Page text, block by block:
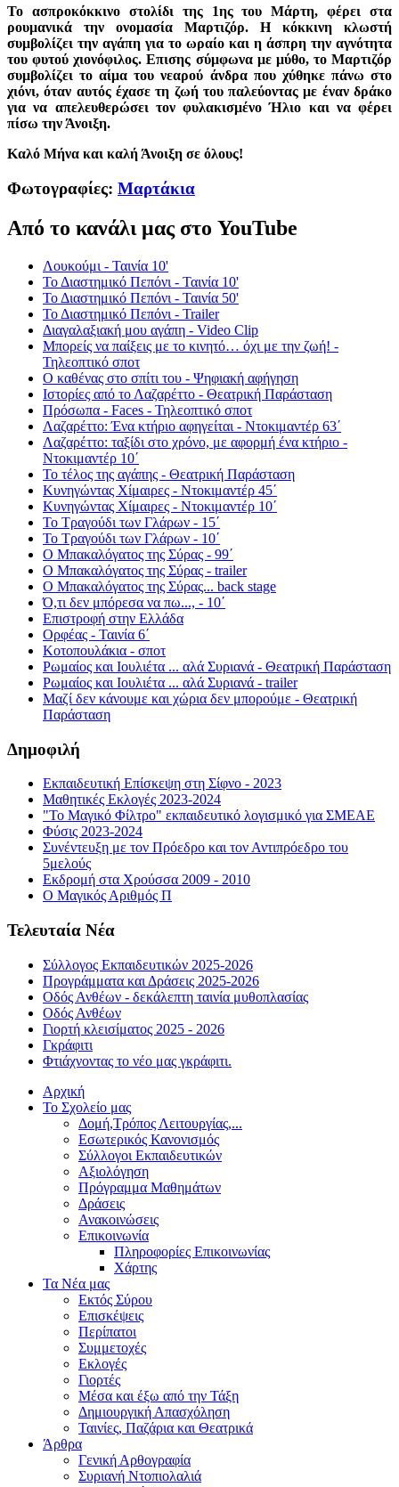
Το ασπροκόκκινο στολίδι της 1ης του Μάρτη, φέρει στα
ρουμανικά την ονομασία Μαρτιζόρ. Η κόκκινη κλωστή
συμβολίζει την αγάπη για το ωραίο και η άσπρη την αγνότητα
του φυτού χιονόφιλος. Επισης σύμφωνα με μύθο, το Μαρτιζόρ
συμβολίζει το αίμα του νεαρού άνδρα που χύθηκε πάνω στο
χιόνι, όταν αυτός έχασε τη ζωή του παλεύοντας με έναν δράκο
για να απελευθερώσει τον φυλακισμένο Ήλιο και να φέρει
πίσω την Άνοιξη.
Καλό Μήνα και καλή Άνοιξη σε όλους!
Φωτογραφίες: Μαρτάκια
Από το κανάλι μας στο YouTube
Λουκούμι - Ταινία 10'
Το Διαστημικό Πεπόνι - Ταινία 10'
Το Διαστημικό Πεπόνι - Ταινία 50'
Το Διαστημικό Πεπόνι - Trailer
Διαγαλαξιακή μου αγάπη - Video Clip
Μπορείς να παίξεις με το κινητό… όχι με την ζωή! -
Τηλεοπτικό σποτ
Ο καθένας στο σπίτι του - Ψηφιακή αφήγηση
Ιστορίες από το Λαζαρέττο - Θεατρική Παράσταση
Πρόσωπα - Faces - Τηλεοπτικό σποτ
Λαζαρέττο: Ένα κτήριο αφηγείται - Ντοκιμαντέρ 63΄
Λαζαρέττο: ταξίδι στο χρόνο, με αφορμή ένα κτήριο -
Ντοκιμαντέρ 10΄
Το τέλος της αγάπης - Θεατρική Παράσταση
Κυνηγώντας Χίμαιρες - Ντοκιμαντέρ 45΄
Κυνηγώντας Χίμαιρες - Ντοκιμαντέρ 10΄
Το Τραγούδι των Γλάρων - 15΄
Το Τραγούδι των Γλάρων - 10΄
Ο Μπακαλόγατος της Σύρας - 99΄
Ο Μπακαλόγατος της Σύρας - trailer
Ο Μπακαλόγατος της Σύρας... back stage
Ό,τι δεν μπόρεσα να πω..., - 10΄
Επιστροφή στην Ελλάδα
Ορφέας - Ταινία 6΄
Κοτοπουλάκια - σποτ
Ρωμαίος και Ιουλιέτα ... αλά Συριανά - Θεατρική Παράσταση
Ρωμαίος και Ιουλιέτα ... αλά Συριανά - trailer
Μαζί δεν κάνουμε και χώρια δεν μπορούμε - Θεατρική
Παράσταση
Δημοφιλή
Εκπαιδευτική Επίσκεψη στη Σίφνο - 2023
Μαθητικές Εκλογές 2023-2024
"Το Μαγικό Φίλτρο" εκπαιδευτικό λογισμικό για ΣΜΕΑΕ
Φύσις 2023-2024
Συνέντευξη με τον Πρόεδρο και τον Αντιπρόεδρο του
5μελούς
Εκδρομή στα Χρούσσα 2009 - 2010
Ο Μαγικός Αριθμός Π
Τελευταία Νέα
Σύλλογος Εκπαιδευτικών 2025-2026
Προγράμματα και Δράσεις 2025-2026
Οδός Ανθέων - δεκάλεπτη ταινία μυθοπλασίας
Οδός Ανθέων
Γιορτή κλεισίματος 2025 - 2026
Γκράφιτι
Φτιάχνοντας το νέο μας γκράφιτι.
Αρχική
Το Σχολείο μας
Δομή,Τρόπος Λειτουργίας,...
Εσωτερικός Κανονισμός
Σύλλογοι Εκπαιδευτικών
Αξιολόγηση
Πρόγραμμα Μαθημάτων
Δράσεις
Ανακοινώσεις
Επικοινωνία
Πληροφορίες Επικοινωνίας
Χάρτης
Τα Νέα μας
Εκτός Σύρου
Επισκέψεις
Περίπατοι
Συμμετοχές
Εκλογές
Γιορτές
Μέσα και έξω από την Τάξη
Δημιουργική Απασχόληση
Ταινίες, Παζάρια και Θεατρικά
Άρθρα
Γενική Αρθογραφία
Συριανή Ντοπιολαλιά